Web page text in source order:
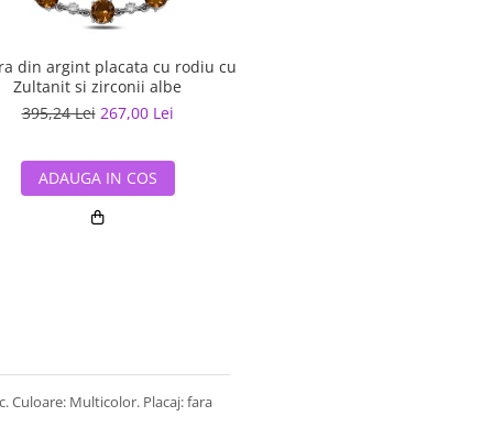
din argint placata cu rodiu cu
Zultanit si zirconii albe
395,24 Lei 267,00 Lei
ADAUGA IN COS
Culoare: Multicolor. Placaj: fara